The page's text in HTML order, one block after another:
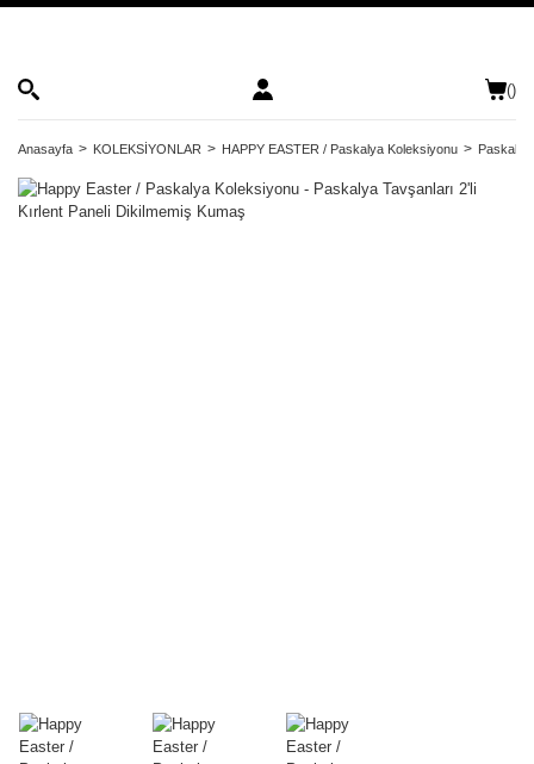
()
Anasayfa KOLEKSİYONLAR HAPPY EASTER / Paskalya Koleksiyonu Paskalya